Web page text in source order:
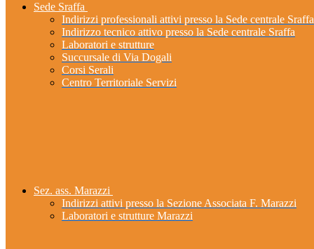
Sede Sraffa
Indirizzi professionali attivi presso la Sede centrale Sraffa
Indirizzo tecnico attivo presso la Sede centrale Sraffa
Laboratori e strutture
Succursale di Via Dogali
Corsi Serali
Centro Territoriale Servizi
Sez. ass. Marazzi
Indirizzi attivi presso la Sezione Associata F. Marazzi
Laboratori e strutture Marazzi